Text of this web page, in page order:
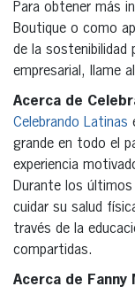
Para obtener más
Boutique o como
de la sostenibilidad
empresarial, llame
Acerca de
Celebrando Latinas
grande en todo el
experiencia
Durante los últimos
cuidar su salud
través de la
compartidas.
Acerca de Fanny